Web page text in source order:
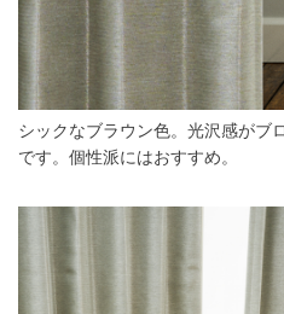
シックなブラウン色。光沢感がブ
です。個性派にはおすすめ。